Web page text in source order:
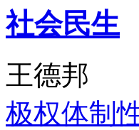
社会民生
王德邦
极权体制